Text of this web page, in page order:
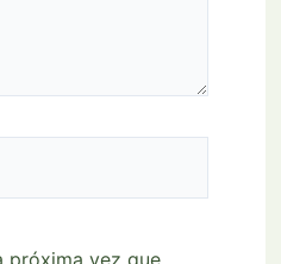
próxima vez que